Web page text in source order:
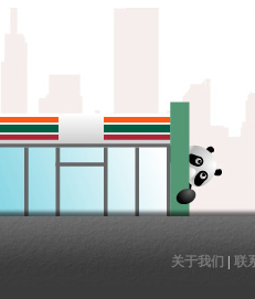
关于我们 联